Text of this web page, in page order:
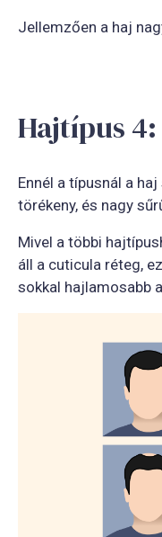
Jellemzően a haj
Hajtípus 4:
Ennél a típusnál a
törékeny, és nagy
Mivel a többi
áll a cuticula réteg,
sokkal hajlamosabb